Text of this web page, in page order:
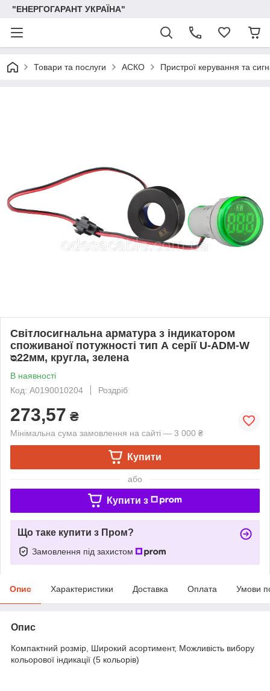
"ЕНЕРГОГАРАНТ УКРАЇНА"
Товари та послуги АСКО Пристрої керування та
Світлосигнальна арматура з індикатором
споживаної потужності тип А серії U-ADM-W
ᴓ22мм, кругла, зелена
В наявності
Код: A0190010204
Роздріб
273,57 ₴
Мінімальна сума замовлення на сайті — 3 000 ₴
Купити
або
Купити з
Що таке купити з Пром?
Замовлення під захистом
Опис Характеристики Доставка Оплата Умови
Опис
Компактний розмір, Широкий асортимент, Можливість вибору
кольорової індикації (5 кольорів)